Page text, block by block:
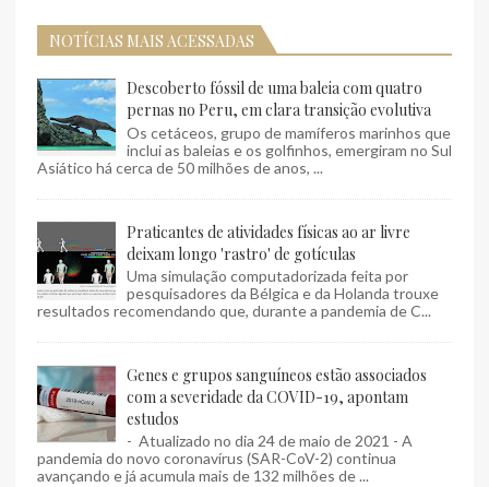
NOTÍCIAS MAIS ACESSADAS
Descoberto fóssil de uma baleia com quatro
pernas no Peru, em clara transição evolutiva
Os cetáceos, grupo de mamíferos marinhos que
inclui as baleias e os golfinhos, emergiram no Sul
Asiático há cerca de 50 milhões de anos, ...
Praticantes de atividades físicas ao ar livre
deixam longo 'rastro' de gotículas
Uma simulação computadorizada feita por
pesquisadores da Bélgica e da Holanda trouxe
resultados recomendando que, durante a pandemia de C...
Genes e grupos sanguíneos estão associados
com a severidade da COVID-19, apontam
estudos
- Atualizado no dia 24 de maio de 2021 - A
pandemia do novo coronavírus (SAR-CoV-2) continua
avançando e já acumula mais de 132 milhões de ...